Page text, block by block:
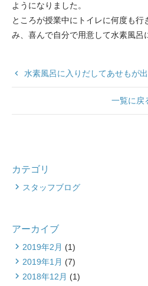
よ うになりました。
ところが授業中にトイレに何度も行
み、喜んで自分で用意して水素風呂
keyboard_arrow_left 水素風呂に入りだしてあせもが
一覧に戻
カテゴリ
スタッフブログ
アーカイブ
2019年2月 (1)
2019年1月 (7)
2018年12月 (1)